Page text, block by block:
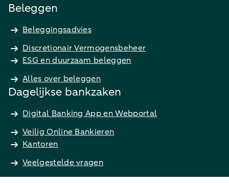
Beleggen
Beleggingsadvies
Discretionair Vermogensbeheer
ESG en duurzaam beleggen
Alles over beleggen
Dagelijkse bankzaken
Digital Banking App en Webportal
Veilig Online Bankieren
Kantoren
Veelgestelde vragen